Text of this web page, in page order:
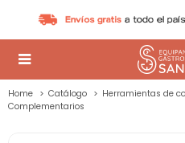

Home Catálogo Herramientas de
Complementarios